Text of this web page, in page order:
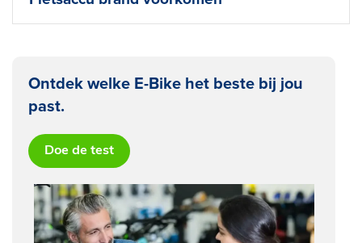
Ontdek welke E-Bike het beste bij jou
past.
Doe de test